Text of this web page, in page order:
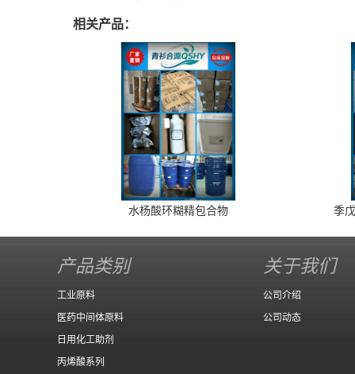
相关产品：
水杨酸环糊精包合物 季
产品类别
工业原料
医药中间体原料
日用化工助剂
丙烯酸系列
关于我们
公司介绍
公司动态